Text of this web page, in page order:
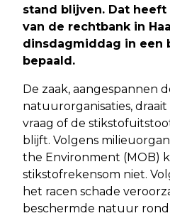
stand blijven. Dat
van de rechtbank in
dinsdagmiddag in een
bepaald.
De zaak, aangespannen
natuurorganisaties,
vraag of de
blijft. Volgens
the Environment (MOB)
stikstofrekensom niet.
het racen schade
beschermde natuur